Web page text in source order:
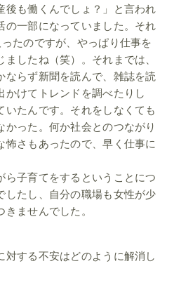
後も働くんでしょ？」と言われ
の一部になっていました。それ
たのですが、やっぱり仕事を
したね（笑）。それまでは、
ならず新聞を読んで、雑誌を読
かけてトレンドを調べたりし
たんです。それをしなくても
った。何か社会とのつながり
怖さもあったので、早く仕事に
ら子育てをするということにつ
したし、自分の職場も女性が少
ませんでした。
する不安はどのように解消し